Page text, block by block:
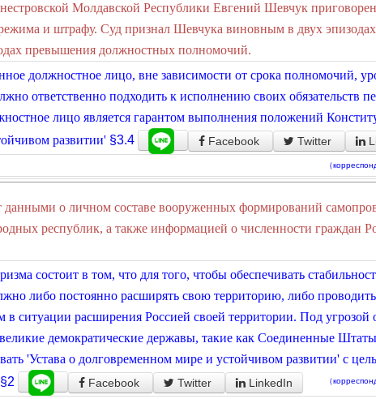
Молдавской Республики Евгений Шевчук
и штрафу. Суд признал Шевчука виновным в двух
превышения должностных полномочий.
должностное лицо, вне зависимости от срока полномочий,
ответственно подходить к исполнению своих обязательств
лицо является гарантом выполнения положений
развитии' §3.4 Facebook Twitter
（
данными о личном составе вооруженных формирований
республик, а также информацией о численности граждан
состоит в том, что для того, чтобы обеспечивать
либо постоянно расширять свою территорию, либо
в ситуации расширения Россией своей территории. Под угрозой
демократические державы, такие как Соединенные
'Устава о долговременном мире и устойчивом развитии' с
§2 Facebook Twitter LinkedIn （